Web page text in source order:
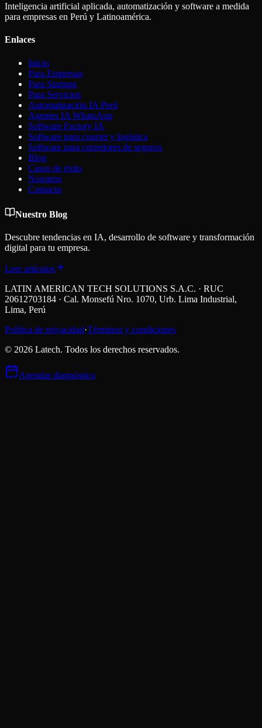
Inteligencia artificial aplicada, automatización y software a medida
para empresas en Perú y Latinoamérica.
Enlaces
Inicio
Para Empresas
Para Startups
Para Servicios
Automatización IA Perú
Agentes IA WhatsApp
Software Factory IA
Software para courier y logística
Software para corredores de seguros
Blog
Casos de éxito
Nosotros
Contacto
Nuestro Blog
Descubre tendencias en IA, desarrollo de software y transformación
digital para tu empresa.
Leer artículos
LATIN AMERICAN TECH SOLUTIONS S.A.C. · RUC
20612703184 · Cal. Monsefú Nro. 1070, Urb. Lima Industrial,
Lima, Perú
Política de privacidad·Términos y condiciones
© 2026 Latech. Todos los derechos reservados.
Agendar diagnóstico